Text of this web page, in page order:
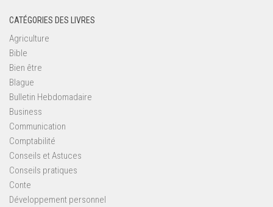
CATÉGORIES DES LIVRES
Agriculture
Bible
Bien être
Blague
Bulletin Hebdomadaire
Business
Communication
Comptabilité
Conseils et Astuces
Conseils pratiques
Conte
Développement personnel